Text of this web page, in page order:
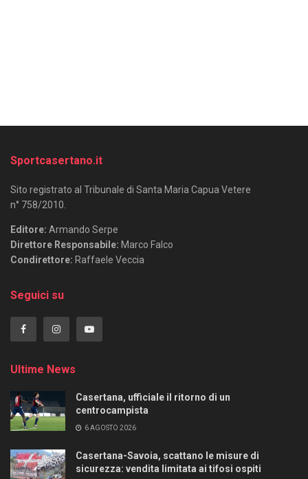
Sportcasertano.it
Sito registrato al Tribunale di Santa Maria Capua Vetere
n° 758/2010.
Editore: Armando Serpe
Direttore Responsabile: Marco Falco
Condirettore: Raffaele Veccia
Seguici su
Ultime News
Casertana, ufficiale il ritorno di un
centrocampista
6 AGOSTO 2026
Casertana-Savoia, scattano le misure di
sicurezza: vendita limitata ai tifosi ospiti